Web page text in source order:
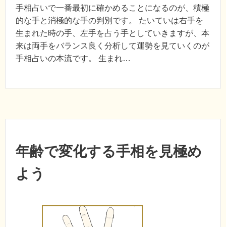
手相占いで一番最初に確かめることになるのが、積極
的な手と消極的な手の判別です。 たいていは右手を
生まれた時の手、左手を占う手としていきますが、本
来は両手をバランス良く分析して運勢を見ていくのが
手相占いの本流です。 生まれ…
年齢で変化する手相を見極め
よう